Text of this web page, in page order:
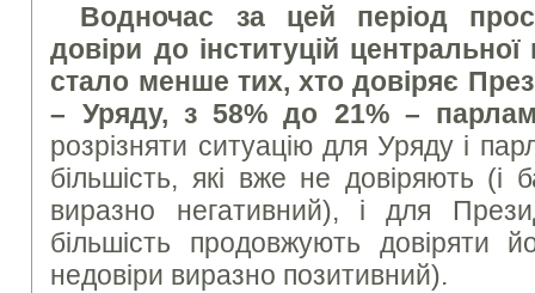
Водночас за цей період
довіри до інституцій
стало менше тих, хто довіряє
– Уряду, з 58% до 21% –
розрізняти ситуацію для Уряду і
більшість, які вже не довіряють (і
виразно негативний), і для
більшість продовжують довіряти
недовіри виразно позитивний).